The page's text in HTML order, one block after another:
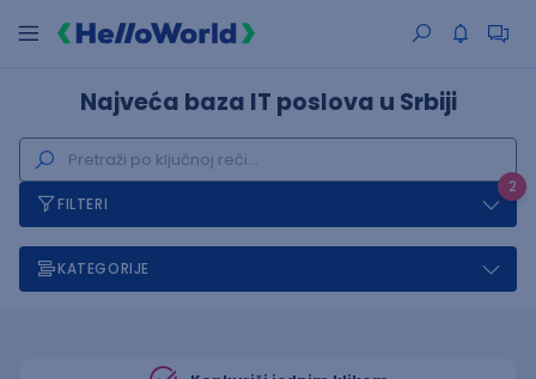
Najveća baza IT poslova u Srbiji
2
FILTERI
KATEGORIJE